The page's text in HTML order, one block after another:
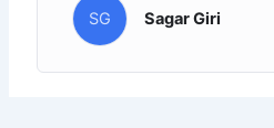
SG Sagar Giri